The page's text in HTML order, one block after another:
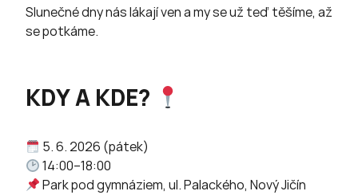
Slunečné dny nás lákají ven a my se už teď těšíme, až
se potkáme.
KDY A KDE?
5. 6. 2026 (pátek)
14:00–18:00
Park pod gymnáziem, ul. Palackého, Nový Jičín